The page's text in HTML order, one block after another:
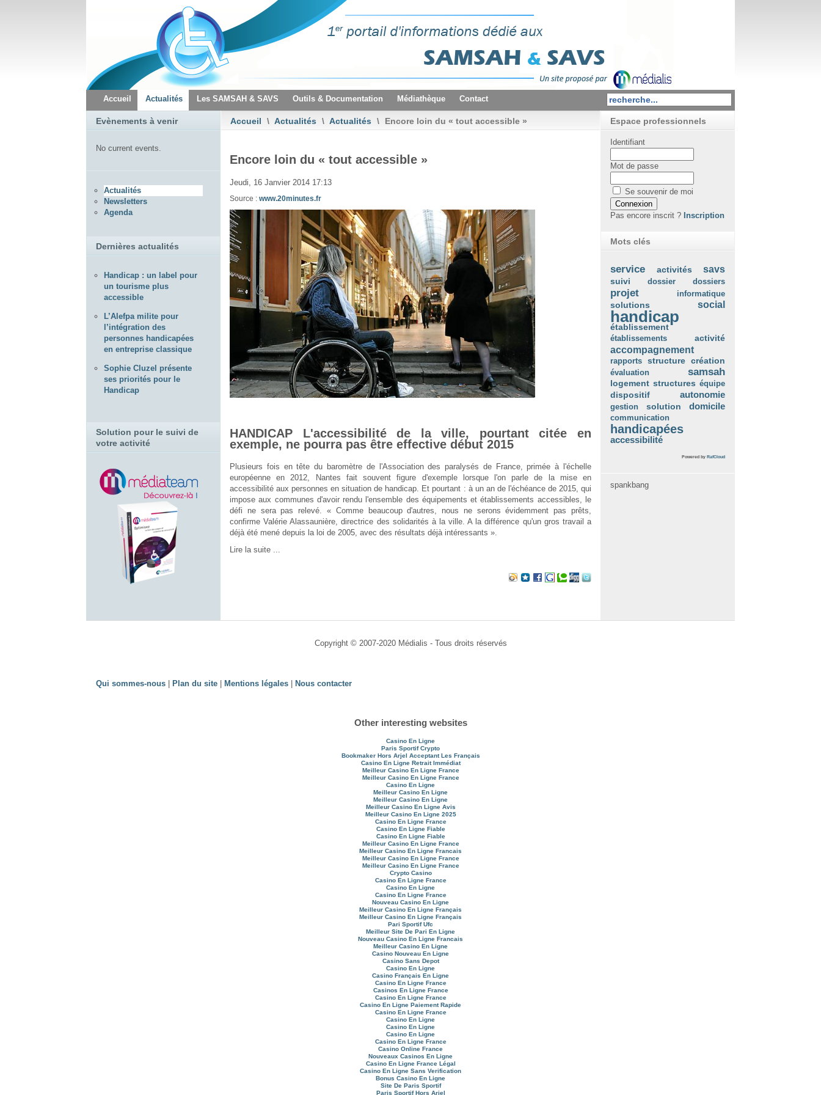
Accueil Actualités Les SAMSAH & SAVS Outils & Documentation Médiathèque Contact
Accueil \ Actualités \ Actualités \ Encore loin du « tout accessible »
Encore loin du « tout accessible »
Jeudi, 16 Janvier 2014 17:13
Source : www.20minutes.fr
HANDICAP L'accessibilité de la ville, pourtant citée en
exemple, ne pourra pas être effective début 2015
Plusieurs fois en tête du baromètre de l'Association des paralysés de France, primée à l'échelle
européenne en 2012, Nantes fait souvent figure d'exemple lorsque l'on parle de la mise en
accessibilité aux personnes en situation de handicap. Et pourtant : à un an de l'échéance de 2015, qui
impose aux communes d'avoir rendu l'ensemble des équipements et établissements accessibles, le
défi ne sera pas relevé. « Comme beaucoup d'autres, nous ne serons évidemment pas prêts,
confirme Valérie Alassaunière, directrice des solidarités à la ville. A la différence qu'un gros travail a
déjà été mené depuis la loi de 2005, avec des résultats déjà intéressants ».
Lire la suite ...
Evènements à venir
No current events.
Actualités
Newsletters
Agenda
Dernières actualités
Handicap : un label pour
un tourisme plus
accessible
L’Alefpa milite pour
l’intégration des
personnes handicapées
en entreprise classique
Sophie Cluzel présente
ses priorités pour le
Handicap
Solution pour le suivi de
votre activité
Espace professionnels
Identifiant
Mot de passe
Se souvenir de moi
Pas encore inscrit ? Inscription
Mots clés
service activités savs
suivi dossier dossiers
projet
informatique
solutions
social
handicap
établissement
établissements
activité
accompagnement
rapports structure création
évaluation samsah
logement structures équipe
dispositif
autonomie
gestion solution domicile
communication
handicapées
accessibilité
Powered by RafCloud
spankbang
Copyright © 2007-2020 Médialis - Tous droits réservés
Qui sommes-nous Plan du site Mentions légales Nous contacter
Other interesting websites
Casino En Ligne
Paris Sportif Crypto
Bookmaker Hors Arjel Acceptant Les Français
Casino En Ligne Retrait Immédiat
Meilleur Casino En Ligne France
Meilleur Casino En Ligne France
Casino En Ligne
Meilleur Casino En Ligne
Meilleur Casino En Ligne
Meilleur Casino En Ligne Avis
Meilleur Casino En Ligne 2025
Casino En Ligne France
Casino En Ligne Fiable
Casino En Ligne Fiable
Meilleur Casino En Ligne France
Meilleur Casino En Ligne Francais
Meilleur Casino En Ligne France
Meilleur Casino En Ligne France
Crypto Casino
Casino En Ligne France
Casino En Ligne
Casino En Ligne France
Nouveau Casino En Ligne
Meilleur Casino En Ligne Français
Meilleur Casino En Ligne Français
Pari Sportif Ufc
Meilleur Site De Pari En Ligne
Nouveau Casino En Ligne Francais
Meilleur Casino En Ligne
Casino Nouveau En Ligne
Casino Sans Depot
Casino En Ligne
Casino Français En Ligne
Casino En Ligne France
Casinos En Ligne France
Casino En Ligne France
Casino En Ligne Paiement Rapide
Casino En Ligne France
Casino En Ligne
Casino En Ligne
Casino En Ligne
Casino En Ligne France
Casino Online France
Nouveaux Casinos En Ligne
Casino En Ligne France Légal
Casino En Ligne Sans Verification
Bonus Casino En Ligne
Site De Paris Sportif
Paris Sportif Hors Arjel